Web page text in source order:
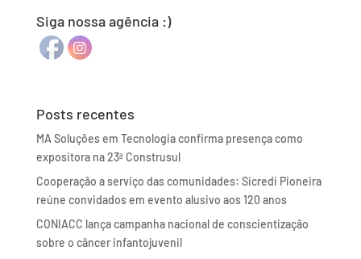
Siga nossa agência :)
Posts recentes
MA Soluções em Tecnologia confirma presença como
expositora na 23ª Construsul
Cooperação a serviço das comunidades: Sicredi Pioneira
reúne convidados em evento alusivo aos 120 anos
CONIACC lança campanha nacional de conscientização
sobre o câncer infantojuvenil